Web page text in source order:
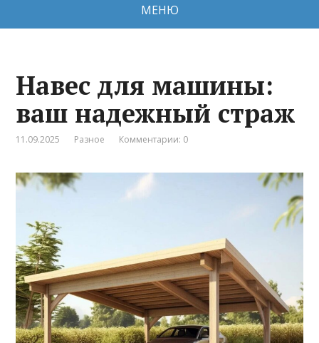
МЕНЮ
Навес для машины:
ваш надежный страж
11.09.2025 Разное Комментарии: 0